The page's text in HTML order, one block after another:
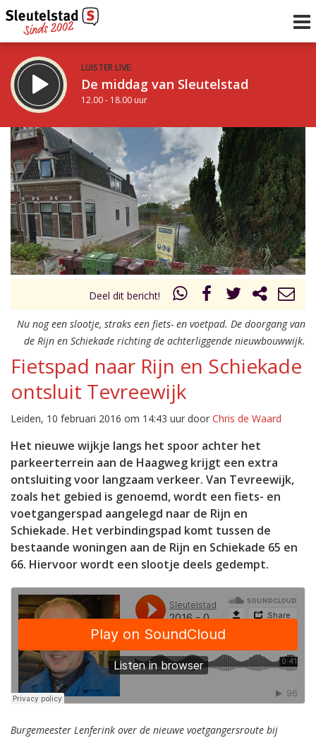
LUISTER LIVE:
De middag van Sleutelstad
12.00 - 18.00 uur
STRAKS:
De avond van Sleutelstad
18.00 - 21.00 uur
Vorig uur
uur 1 van 0 Volgend uur
Inklappen
Deel dit bericht!
Nu nog een slootje, straks een fiets- en voetpad. De doorgang van
de Rijn en Schiekade richting de achterliggende nieuwbouwwijk.
Fietspad naar Rijn en Schiekade
ontsluit Tevreewijk
Leiden, 10 februari 2016 om 14:43 uur door Chris de Waard
Het nieuwe wijkje langs het spoor achter het
parkeerterrein aan de Haagweg krijgt een extra
ontsluiting voor langzaam verkeer. Van Tevreewijk,
zoals het gebied is genoemd, wordt een fiets- en
voetgangerspad aangelegd naar de Rijn en
Schiekade. Het verbindingspad komt tussen de
bestaande woningen aan de Rijn en Schiekade 65 en
66. Hiervoor wordt een slootje deels gedempt.
Burgemeester Lenferink over de nieuwe voetgangersroute bij